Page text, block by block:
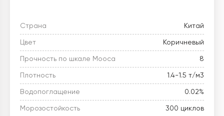
Страна Китай
Цвет Коричневый
Прочность по шкале Мооса 8
Плотность 1.4-1.5 т/м3
Водопоглащение 0.02%
Морозостойкость 300 циклов